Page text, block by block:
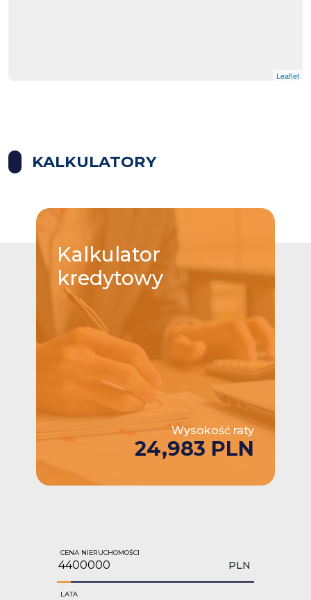
Leaflet
KALKULATORY
Kalkulator
kredytowy
Wysokość raty
24,983 PLN
CENA NIERUCHOMOŚCI
PLN
LATA